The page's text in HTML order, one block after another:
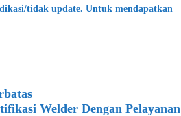
tidak update. Untuk mendapatkan
Welder Dengan Pelayanan